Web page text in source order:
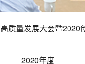
量发展大会暨2020
2020年度